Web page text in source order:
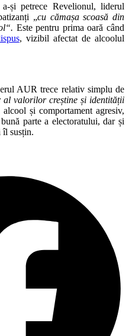
și petrece Revelionul, liderul
„cu cămașa scoasă din
Este pentru prima oară când
, vizibil afectat de alcoolul
AUR trece relativ simplu de
al valorilor creștine și identității
și comportament agresiv,
parte a electoratului, dar și
îl susțin.